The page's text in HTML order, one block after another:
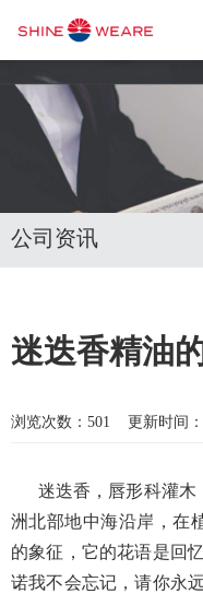
公司资讯
迷迭香精油
浏览次数： 501 更新时间：
迷迭香，唇形科灌木
洲北部地中海沿岸，在
的象征，它的花语是回
诺我不会忘记，请你永